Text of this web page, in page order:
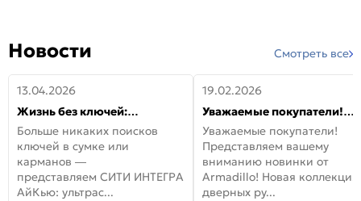
Новости Смотреть все
13.04.2026
Жизнь без ключей:
встречайте новую дверь
СИТИ ИНТЕГРА АйКью!
Больше никаких поисков
ключей в сумке или
карманов —
представляем СИТИ ИНТЕГРА
АйКью: ультрас...
19.02.2026
Уважаемые покупатели!
Представляем вашему
вниманию новинки от
Armadillo!
Уважаемые покупатели!
Представляем вашему
вниманию новинки от
Armadillo! Новая коллекция
дверных ру...